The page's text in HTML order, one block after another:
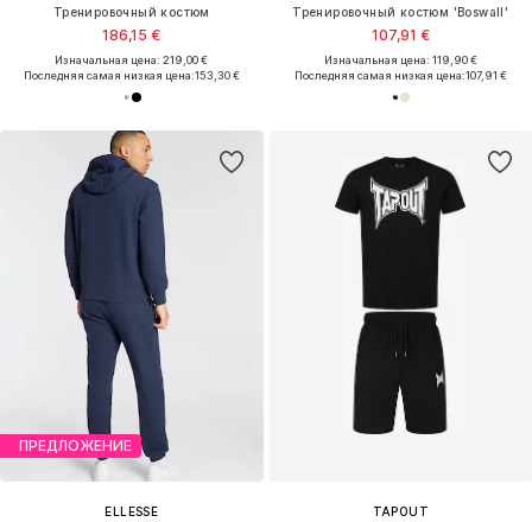
Тренировочный костюм
186,15 €
Изначальная цена: 219,00 €
Последняя самая низкая цена:153,30 €
Тренировочный костюм 'Boswall'
107,91 €
Изначальная цена: 119,90 €
Последняя самая низкая цена:107,91 €
ПРЕДЛОЖЕНИЕ
ELLESSE
TAPOUT